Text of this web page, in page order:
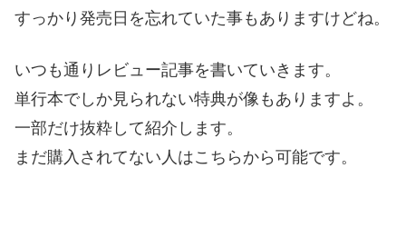
すっかり発売日を忘れていた事もありますけどね。
いつも通りレビュー記事を書いていきます。
単行本でしか見られない特典が像もありますよ。
一部だけ抜粋して紹介します。
まだ購入されてない人はこちらから可能です。